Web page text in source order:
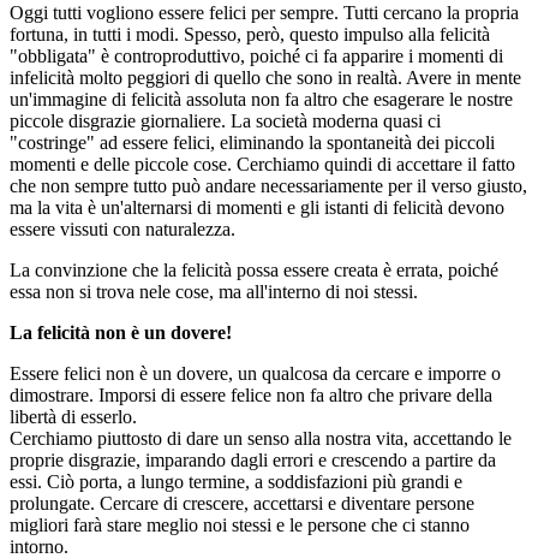
Oggi tutti vogliono essere felici per sempre. Tutti cercano la propria
fortuna, in tutti i modi. Spesso, però, questo impulso alla felicità
"obbligata" è controproduttivo, poiché ci fa apparire i momenti di
infelicità molto peggiori di quello che sono in realtà. Avere in mente
un'immagine di felicità assoluta non fa altro che esagerare le nostre
piccole disgrazie giornaliere. La società moderna quasi ci
"costringe" ad essere felici, eliminando la spontaneità dei piccoli
momenti e delle piccole cose. Cerchiamo quindi di accettare il fatto
che non sempre tutto può andare necessariamente per il verso giusto,
ma la vita è un'alternarsi di momenti e gli istanti di felicità devono
essere vissuti con naturalezza.
La convinzione che la felicità possa essere creata è errata, poiché
essa non si trova nele cose, ma all'interno di noi stessi.
La felicità non è un dovere!
Essere felici non è un dovere, un qualcosa da cercare e imporre o
dimostrare. Imporsi di essere felice non fa altro che privare della
libertà di esserlo.
Cerchiamo piuttosto di dare un senso alla nostra vita, accettando le
proprie disgrazie, imparando dagli errori e crescendo a partire da
essi. Ciò porta, a lungo termine, a soddisfazioni più grandi e
prolungate. Cercare di crescere, accettarsi e diventare persone
migliori farà stare meglio noi stessi e le persone che ci stanno
intorno.